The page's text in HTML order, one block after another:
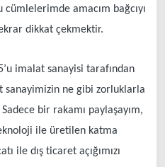
amacım bağcıyı
dikkat çekmektir.
imalat sanayisi tarafından
ne gibi zorluklarla
bir rakamı paylaşayım,
ile üretilen katma
ile dış ticaret açığımızı